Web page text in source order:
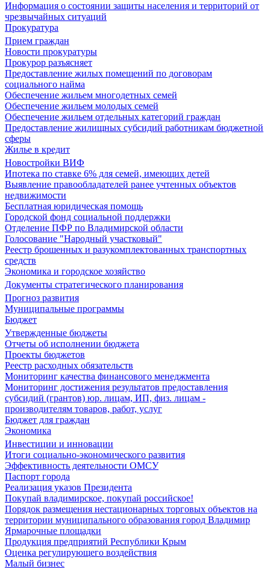
Информация о состоянии защиты населения и территорий от
чрезвычайных ситуаций
Прокуратура
Прием граждан
Новости прокуратуры
Прокурор разъясняет
Предоставление жилых помещений по договорам
социального найма
Обеспечение жильем многодетных семей
Обеспечение жильем молодых семей
Обеспечение жильем отдельных категорий граждан
Предоставление жилищных субсидий работникам бюджетной
сферы
Жилье в кредит
Новостройки ВИФ
Ипотека по ставке 6% для семей, имеющих детей
Выявление правообладателей ранее учтенных объектов
недвижимости
Бесплатная юридическая помощь
Городской фонд социальной поддержки
Отделение ПФР по Владимирской области
Голосование "Народный участковый"
Реестр брошенных и разукомплектованных транспортных
средств
Экономика и городское хозяйство
Документы стратегического планирования
Прогноз развития
Муниципальные программы
Бюджет
Утвержденные бюджеты
Отчеты об исполнении бюджета
Проекты бюджетов
Реестр расходных обязательств
Мониторинг качества финансового менеджмента
Мониторинг достижения результатов предоставления
субсидий (грантов) юр. лицам, ИП, физ. лицам -
производителям товаров, работ, услуг
Бюджет для граждан
Экономика
Инвестиции и инновации
Итоги социально-экономического развития
Эффективность деятельности ОМСУ
Паспорт города
Реализация указов Президента
Покупай владимирское, покупай российское!
Порядок размещения нестационарных торговых объектов на
территории муниципального образования город Владимир
Ярмарочные площадки
Продукция предприятий Республики Крым
Оценка регулирующего воздействия
Малый бизнес